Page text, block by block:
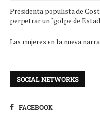
Presidenta populista de
perpetrar un “golpe de
Las mujeres en la nueva
SOCIAL NETWORKS
FACEBOOK